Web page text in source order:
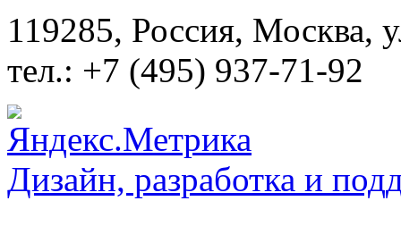
119285, Россия, Москва,
тел.: +7 (495) 937-71-92
Дизайн, разработка и